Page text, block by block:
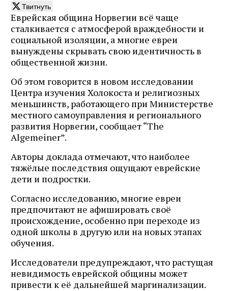
Твитнуть
Еврейская община Норвегии всё чаще
сталкивается с атмосферой враждебности и
социальной изоляции, а многие евреи
вынуждены скрывать свою идентичность в
общественной жизни.
Об этом говорится в новом исследовании
Центра изучения Холокоста и религиозных
меньшинств, работающего при Министерстве
местного самоуправления и регионального
развития Норвегии, сообщает “The
Algemeiner”.
Авторы доклада отмечают, что наиболее
тяжёлые последствия ощущают еврейские
дети и подростки.
Согласно исследованию, многие евреи
предпочитают не афишировать своё
происхождение, особенно при переходе из
одной школы в другую или на новых этапах
обучения.
Исследователи предупреждают, что растущая
невидимость еврейской общины может
привести к её дальнейшей маргинализации.